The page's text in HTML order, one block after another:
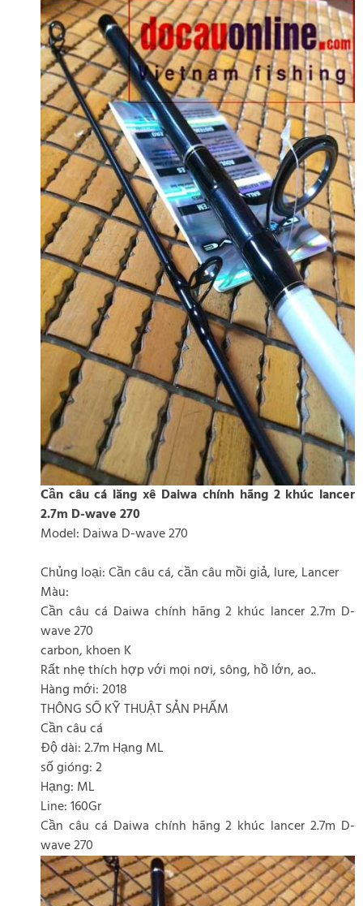
Cần câu cá lăng xê Daiwa chính hãng 2 khúc lancer
2.7m D-wave 270
Model: Daiwa D-wave 270
Chủng loại: Cần câu cá, cần câu mồi giả, lure, Lancer
Màu:
Cần câu cá Daiwa chính hãng 2 khúc lancer 2.7m D-
wave 270
carbon, khoen K
Rất nhẹ thích hợp với mọi nơi, sông, hồ lớn, ao..
Hàng mới: 2018
THÔNG SỐ KỸ THUẬT SẢN PHẨM
Cần câu cá
Độ dài: 2.7m Hạng ML
số gióng: 2
Hạng: ML
Line: 160Gr
Cần câu cá Daiwa chính hãng 2 khúc lancer 2.7m D-
wave 270